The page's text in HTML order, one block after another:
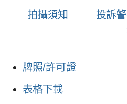
拍攝須知
投訴
牌照/許可證
表格下載